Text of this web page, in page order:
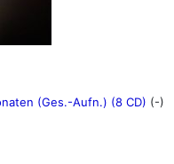
(Ges.-Aufn.) (8 CD) (-)